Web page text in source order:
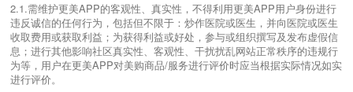
2.1.需维护更美APP的客观性、真实性，不得利用更美APP用户身份进行
违反诚信的任何行为，包括但不限于：炒作医院或医生，并向医院或医生
收取费用或获取利益；为获得利益或好处，参与或组织撰写及发布虚假信
息；进行其他影响社区真实性、客观性、干扰扰乱网站正常秩序的违规行
为等，用户在更美APP对美购商品/服务进行评价时应当根据实际情况如实
进行评价。